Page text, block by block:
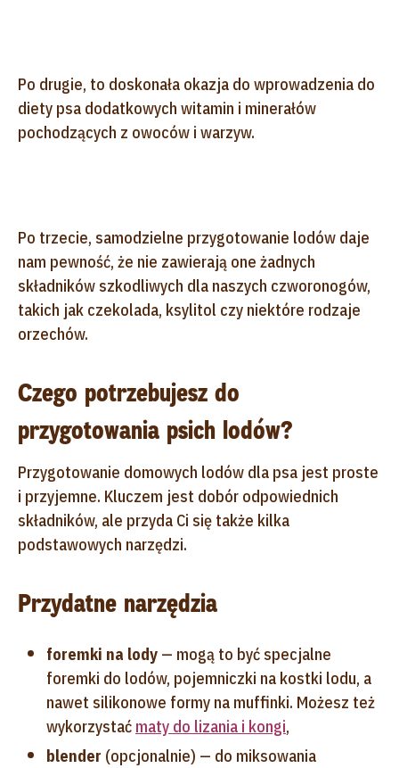
Po drugie, to doskonała okazja do wprowadzenia do
diety psa dodatkowych witamin i minerałów
pochodzących z owoców i warzyw.
Po trzecie, samodzielne przygotowanie lodów daje
nam pewność, że nie zawierają one żadnych
składników szkodliwych dla naszych czworonogów,
takich jak czekolada, ksylitol czy niektóre rodzaje
orzechów.
Czego potrzebujesz do
przygotowania psich lodów?
Przygotowanie domowych lodów dla psa jest proste
i przyjemne. Kluczem jest dobór odpowiednich
składników, ale przyda Ci się także kilka
podstawowych narzędzi.
Przydatne narzędzia
foremki na lody — mogą to być specjalne
foremki do lodów, pojemniczki na kostki lodu, a
nawet silikonowe formy na muffinki. Możesz też
wykorzystać maty do lizania i kongi,
blender (opcjonalnie) — do miksowania